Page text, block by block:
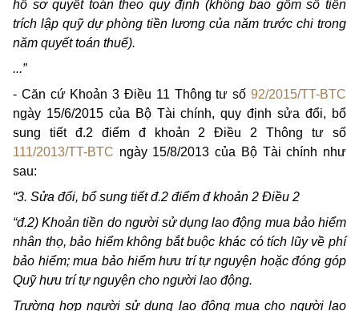
hồ sơ quyết toán theo quy định (không bao gồm số tiền
trích lập quỹ dự phòng tiền lương của năm trước chi trong
năm quyết toán thuế).
...”
- Căn cứ Khoản 3 Điều 11 Thông tư số 92/2015/TT-BTC
ngày 15/6/2015 của Bộ Tài chính, quy định sửa đổi, bổ
sung tiết đ.2 điểm đ khoản 2 Điều 2 Thông tư số
111/2013/TT-BTC ngày 15/8/2013 của Bộ Tài chính như
sau:
“3. Sửa đổi, bổ sung tiết đ.2 điểm đ khoản 2 Điều 2
“đ.2) Khoản tiền do người sử dụng lao động mua bảo hiểm
nhân thọ, bảo hiểm không bắt buộc khác có tích lũy về phí
bảo hiểm; mua bảo hiểm hưu trí tự nguyện hoặc đóng góp
Quỹ hưu trí tự nguyện cho người lao động.
Trường hợp người sử dụng lao động mua cho người lao